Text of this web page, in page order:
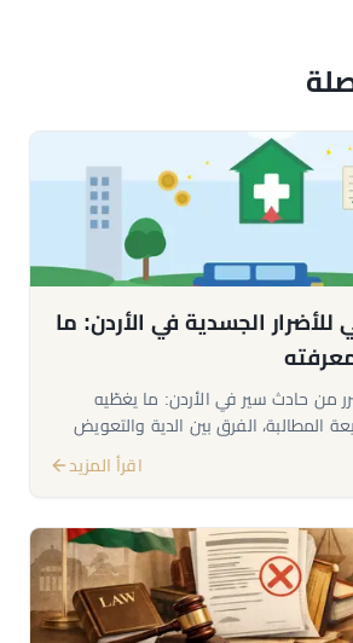
للأضرار الجسدية في الأردن: ما
من حادث سير في الأردن: ما يغطّيه
المطالبة، الفرق بين الدية والتعويض
اقرأ المزيد